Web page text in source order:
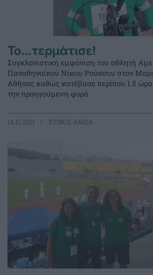
Το…τερμάτισε!
Συγκλονιστική εμφάνιση του αθλητή
Παναθηναϊκού Νίκου Ρούσσου στον
Αθήνας καθώς κατέβασε περίπου 1.5
την προηγούμενη φορά.
14.11.2021 ΣΤΙΒΟΣ ΑΜΕΑ